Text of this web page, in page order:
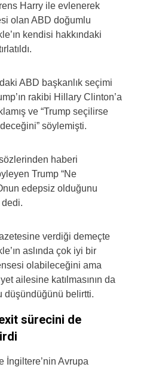
Harry ile evlenerek
olan ABD doğumlu
kendisi hakkındaki
ABD başkanlık seçimi
rakibi Hillary Clinton’a
ve “Trump seçilirse
söylemişti.
sözlerinden haberi
Trump “Ne
edepsiz olduğunu
dedi.
verdiği demeçte
aslında çok iyi bir
olabileceğini ama
ailesine katılmasının da
düşündüğünü belirtti.
sürecini de
İngiltere’nin Avrupa